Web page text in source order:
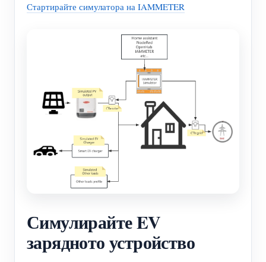
Стартирайте симулатора на IAMMETER
Симулирайте EV
зарядното устройство